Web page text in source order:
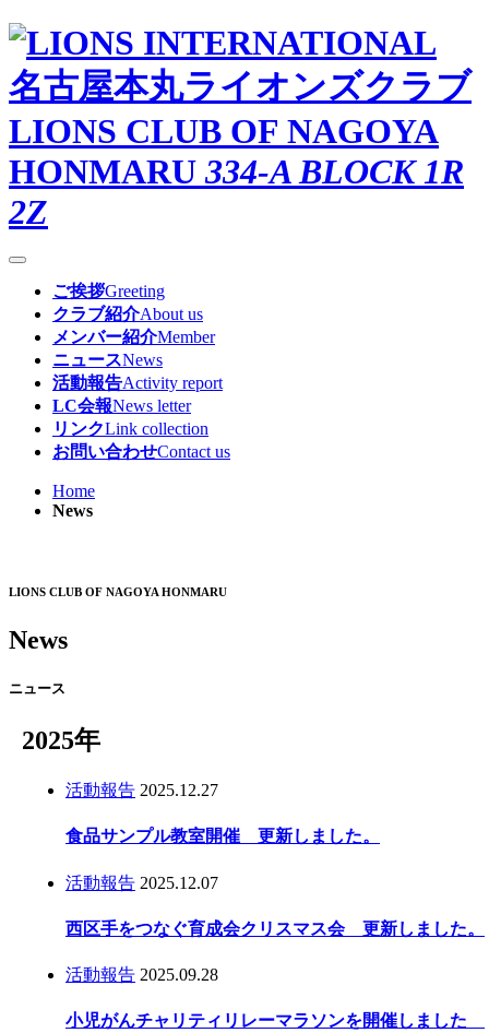
名古屋本丸ライオンズクラブ
LIONS CLUB OF NAGOYA
HONMARU 334-A BLOCK 1R
2Z
ご挨拶Greeting
クラブ紹介About us
メンバー紹介Member
ニュースNews
活動報告Activity report
LC会報News letter
リンクLink collection
お問い合わせContact us
Home
News
LIONS CLUB OF NAGOYA HONMARU
News
ニュース
2025年
活動報告 2025.12.27
食品サンプル教室開催 更新しました。
活動報告 2025.12.07
西区手をつなぐ育成会クリスマス会 更新しました。
活動報告 2025.09.28
小児がんチャリティリレーマラソンを開催しました